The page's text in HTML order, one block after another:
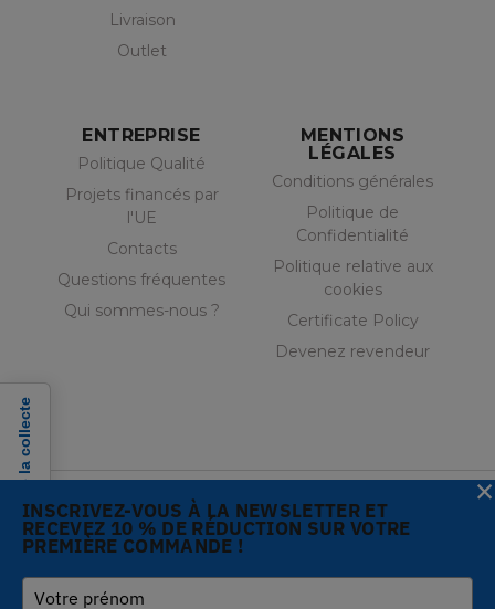
Livraison
Outlet
ENTREPRISE
Politique Qualité
Projets financés par
l'UE
Contacts
Questions fréquentes
Qui sommes-nous ?
MENTIONS
LÉGALES
Conditions générales
Politique de
Confidentialité
Politique relative aux
cookies
Certificate Policy
Devenez revendeur
Notification lors de la collecteINSCRIVEZ-VOUS À LA NEWSLETTER ET
RECEVEZ 10 % DE RÉDUCTION SUR VOTRE
PREMIÈRE COMMANDE !
×